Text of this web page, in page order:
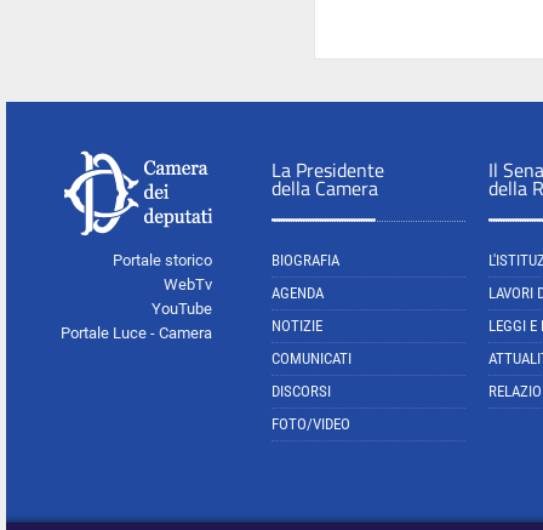
Portale storico
WebTv
YouTube
Portale Luce - Camera
La Presidente
della Camera
BIOGRAFIA
AGENDA
NOTIZIE
COMUNICATI
DISCORSI
FOTO/VIDEO
Il
della
LAVORI
LEGGI E